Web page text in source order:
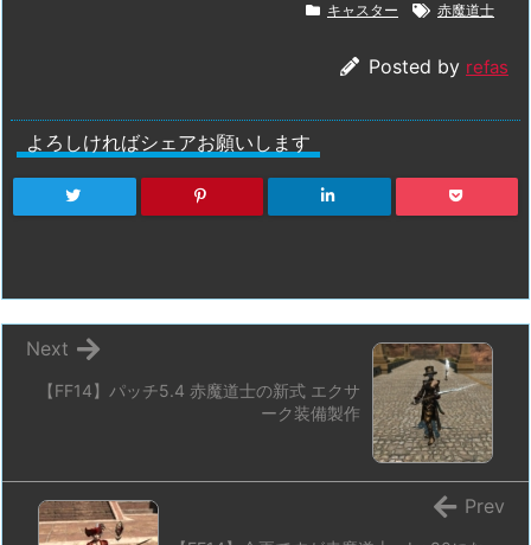
キャスター 赤魔道士
Posted by refas
よろしければシェアお願いします
【FF14】パッチ5.4 赤魔道士の新式 エクサ
ーク装備製作
Next
Prev